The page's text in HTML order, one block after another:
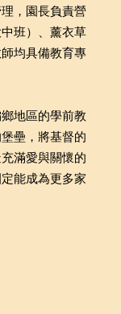
，園長負責營
班）、薰衣草
均具備教育專
地區的學前教
壘，將基督的
滿愛與關懷的
能成為更多家